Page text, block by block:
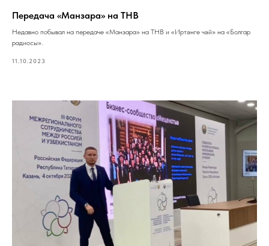
Передача «Манзара» на ТНВ
Недавно побывал на передаче «Манзара» на ТНВ и «Иртәнге чәй» на «Болгар
радиосы».
11.10.2023